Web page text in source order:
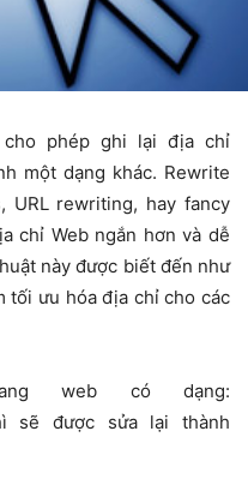
phép ghi lại địa chỉ
một dạng khác. Rewrite
URL rewriting, hay fancy
chỉ Web ngắn hơn và dễ
này được biết đến như
tối ưu hóa địa chỉ cho các
web có dạng:
sẽ được sửa lại thành